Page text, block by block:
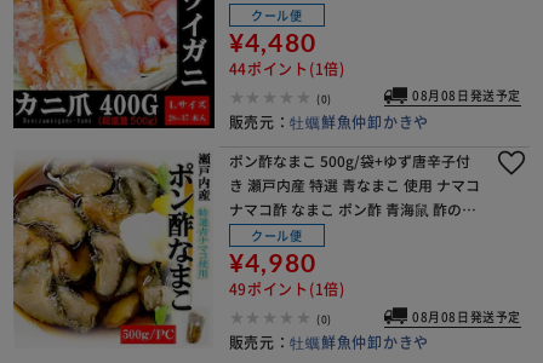
に！！ カニ爪 蟹爪 紅ズワイガニ ギフ
ト 熨斗 メッセージ 贈り物
クール便
¥4,480
44ポイント(1倍)
(0) 08月08日発送予定
販売元：牡蠣鮮魚仲卸かきや
ポン酢なまこ 500g/袋+ゆず唐辛子付
き 瀬戸内産 特選 青なまこ 使用 ナマコ
ナマコ酢 なまこ ポン酢 青海鼠 酢の物
珍味【代引き不可】
クール便
¥4,980
49ポイント(1倍)
(0) 08月08日発送予定
販売元：牡蠣鮮魚仲卸かきや